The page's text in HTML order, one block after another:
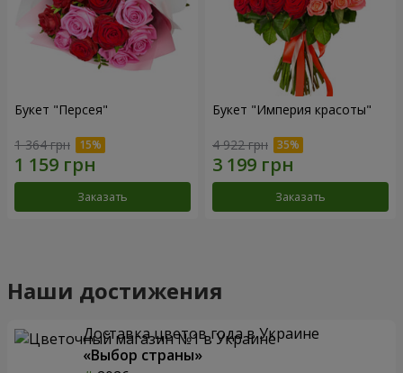
Букет "Персея"
1 364 грн
Заказать
Букет "Империя красоты"
4 922 грн
Заказать
Наши достижения
Доставка цветов года в Украине
«Выбор страны»